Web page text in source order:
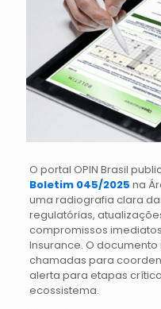
O portal OPIN Brasil
Boletim 045/2025 na
uma radiografia clara
regulatórias,
compromissos
Insurance. O
chamadas para
alerta para etapas
ecossistema.